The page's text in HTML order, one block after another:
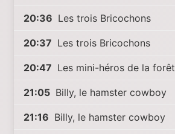
20:36 Les trois Bricochons
20:37 Les trois Bricochons
20:47 Les mini-héros de la forêt
21:05 Billy, le hamster cowboy
21:16 Billy, le hamster cowboy